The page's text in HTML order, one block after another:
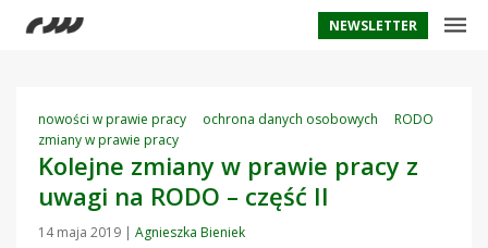
NEWSLETTER
nowości w prawie pracy ochrona danych osobowych
RODO
zmiany w prawie pracy
Kolejne zmiany w prawie pracy z
uwagi na RODO – część II
14 maja 2019 | Agnieszka Bieniek